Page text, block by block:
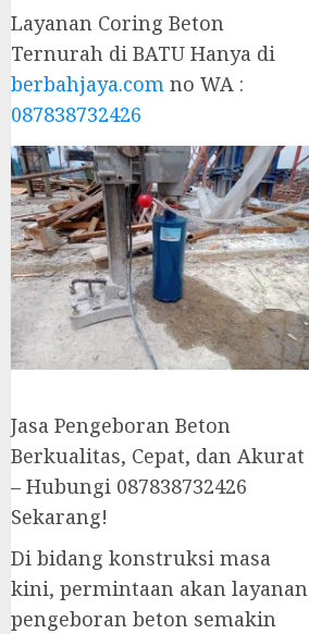
Layanan Coring Beton
Ternurah di BATU Hanya di
berbahjaya.com no WA :
087838732426
Jasa Pengeboran Beton
Berkualitas, Cepat, dan Akurat
– Hubungi 087838732426
Sekarang!
Di bidang konstruksi masa
kini, permintaan akan layanan
pengeboran beton semakin